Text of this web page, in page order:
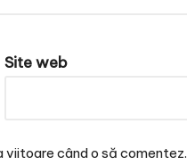
Site web
când o să comentez.